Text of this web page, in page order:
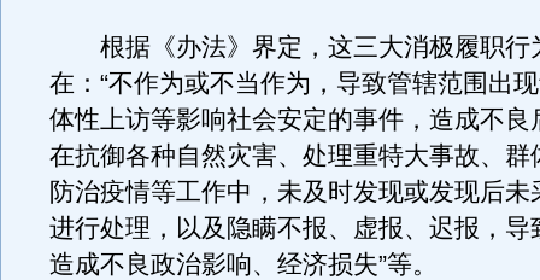
根据《办法》界定，这三大消极履职行
在：“不作为或不当作为，导致管辖范围出
体性上访等影响社会安定的事件，造成不良
在抗御各种自然灾害、处理重特大事故、群
防治疫情等工作中，未及时发现或发现后未
进行处理，以及隐瞒不报、虚报、迟报，导
造成不良政治影响、经济损失”等。